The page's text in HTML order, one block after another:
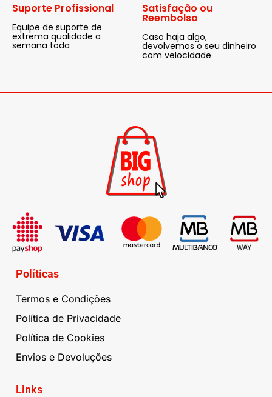
Suporte Profissional
Equipe de suporte de
extrema qualidade a
semana toda
Satisfação ou
Reembolso
Caso haja algo,
devolvemos o seu dinheiro
com velocidade
Políticas
Termos e Condições
Política de Privacidade
Política de Cookies
Envios e Devoluções
Links